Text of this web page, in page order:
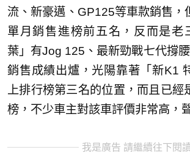
流、新豪邁、GP125等車款銷售，
單月銷售進榜前五名，反而是老
葉」有Jog 125、最新勁戰七代撐
銷售成績出爐，光陽靠著「新K1
上排行榜第三名的位置，而且已經
榜，不少車主對該車評價非常高，
我是廣告 請繼續往下閱